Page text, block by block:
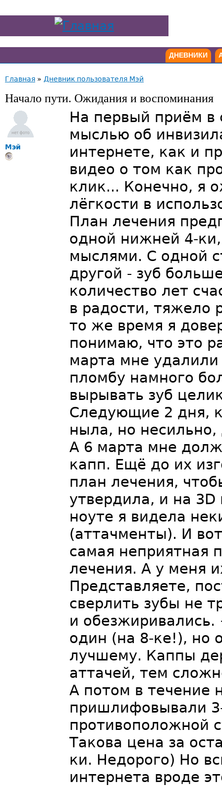
ДНЕВНИКИ
Главная » Дневник пользователя Мэй
Начало пути. Ожидания и воспоминания
Мэй
На первый приём
мыслью об
интернете, как и
видео о том как
клик... Конечно, я
лёгкости в
План лечения
одной нижней 4-ки,
мыслями. С одной
другой - зуб
количество лет
в радости, тяжело
то же время я
понимаю, что это
марта мне удалили
пломбу намного
вырывать зуб
Следующие 2 дня,
ныла, но
А 6 марта мне
капп. Ещё до их
план лечения,
утвердила, и на
ноуте я видела
(аттачменты). И
самая неприятная
лечения. А у меня
Представляете,
сверлить зубы не
и
один (на 8-ке!), но
лучшему. Каппы
аттачей, тем
А потом в течение
пришлифовывали
противоположной
Такова цена за
ки. Недорого) Но
интернета вроде